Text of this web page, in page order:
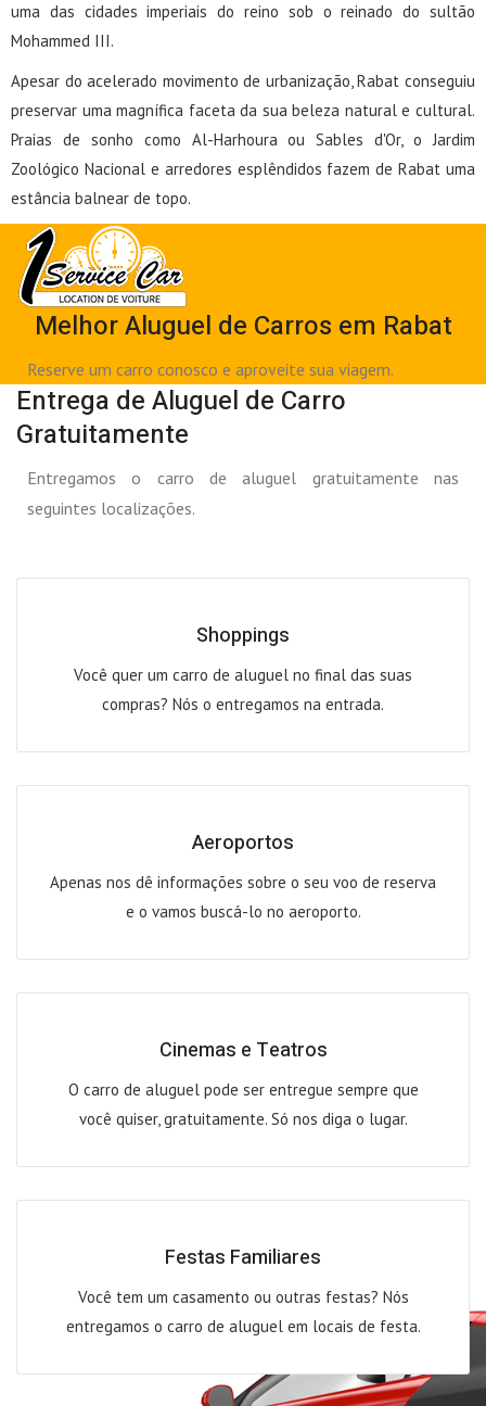
uma das cidades imperiais do reino sob o reinado do sultão
Mohammed III.
Apesar do acelerado movimento de urbanização, Rabat conseguiu
preservar uma magnífica faceta da sua beleza natural e cultural.
Praias de sonho como Al-Harhoura ou Sables d'Or, o Jardim
Zoológico Nacional e arredores esplêndidos fazem de Rabat uma
estância balnear de topo.
Melhor Aluguel de Carros em Rabat
Reserve um carro conosco e aproveite sua viagem.
Entrega de Aluguel de Carro
Gratuitamente
Entregamos o carro de aluguel gratuitamente nas
seguintes localizações.
Shoppings
Você quer um carro de aluguel no final das suas
compras? Nós o entregamos na entrada.
Aeroportos
Apenas nos dê informações sobre o seu voo de reserva
e o vamos buscá-lo no aeroporto.
Cinemas e Teatros
O carro de aluguel pode ser entregue sempre que
você quiser, gratuitamente. Só nos diga o lugar.
Festas Familiares
Você tem um casamento ou outras festas? Nós
entregamos o carro de aluguel em locais de festa.